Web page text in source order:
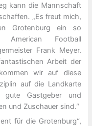
kann die Mannschaft
„Es freut mich,
Grotenburg ein so
American Football
Frank Meyer.
Arbeit der
wir auf diese
auf die Landkarte
Gastgeber und
und Zuschauer sind.“
für die Grotenburg“,